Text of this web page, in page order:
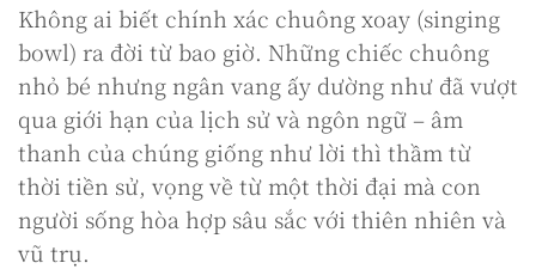
Không ai biết chính xác chuông xoay (singing
bowl) ra đời từ bao giờ. Những chiếc chuông
nhỏ bé nhưng ngân vang ấy dường như đã vượt
qua giới hạn của lịch sử và ngôn ngữ – âm
thanh của chúng giống như lời thì thầm từ
thời tiền sử, vọng về từ một thời đại mà con
người sống hòa hợp sâu sắc với thiên nhiên và
vũ trụ.